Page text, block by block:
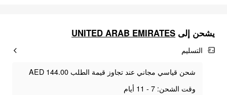
يشحن إلى UNITED ARAB EMIRATES
التسليم
شحن قياسي مجاني عند تجاوز قيمة الطلب AED 144.00
وقت الشحن: 7 - 11 أيام